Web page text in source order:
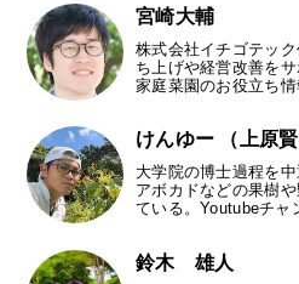
宮崎大輔
株式会社イチゴテッ
ち上げや経営改善を
家庭菜園のお役立ち
けんゆー （上原賢
大学院の博士過程を
アボカドなどの果樹
ている。Youtubeチ
鈴木 雄人